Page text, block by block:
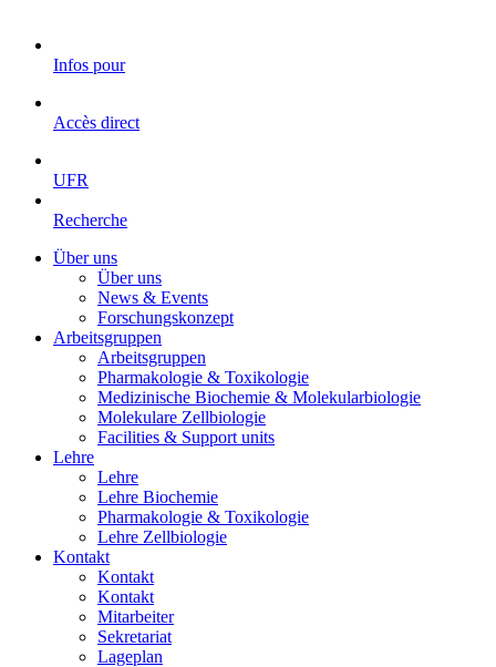
Infos pour
Accès direct
UFR
Recherche
Über uns
Über uns
News & Events
Forschungskonzept
Arbeitsgruppen
Arbeitsgruppen
Pharmakologie & Toxikologie
Medizinische Biochemie & Molekularbiologie
Molekulare Zellbiologie
Facilities & Support units
Lehre
Lehre
Lehre Biochemie
Pharmakologie & Toxikologie
Lehre Zellbiologie
Kontakt
Kontakt
Kontakt
Mitarbeiter
Sekretariat
Lageplan